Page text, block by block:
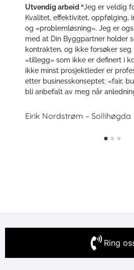
Eirik Nordstrøm – Sollihøgda
Utvendig arbeid “Jeg er veldig
Kvalitet, effektivitet, oppfølging,
og «problemløsning». Jeg er
med at Din Byggpartner holder
kontrakten, og ikke forsøker seg
«tillegg» som ikke er definert i
ikke minst prosjektleder er
etter businesskonseptet: «fair,
bli anbefalt av meg når
Ring